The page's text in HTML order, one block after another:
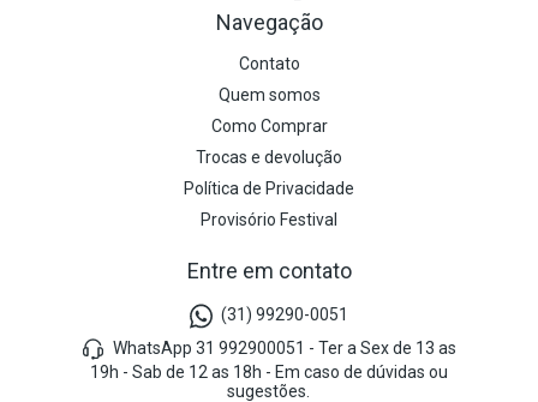
Navegação
Contato
Quem somos
Como Comprar
Trocas e devolução
Política de Privacidade
Provisório Festival
Entre em contato
(31) 99290-0051
WhatsApp 31 992900051 - Ter a Sex de 13 as
19h - Sab de 12 as 18h - Em caso de dúvidas ou
sugestões.